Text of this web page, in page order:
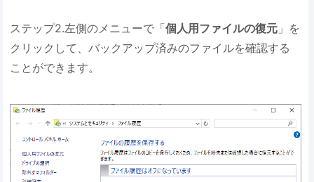
ステップ2.左側のメニューで「個人用ファイルの復元 」を
クリックして、バックアップ済みのファイルを確認する
ことができます。